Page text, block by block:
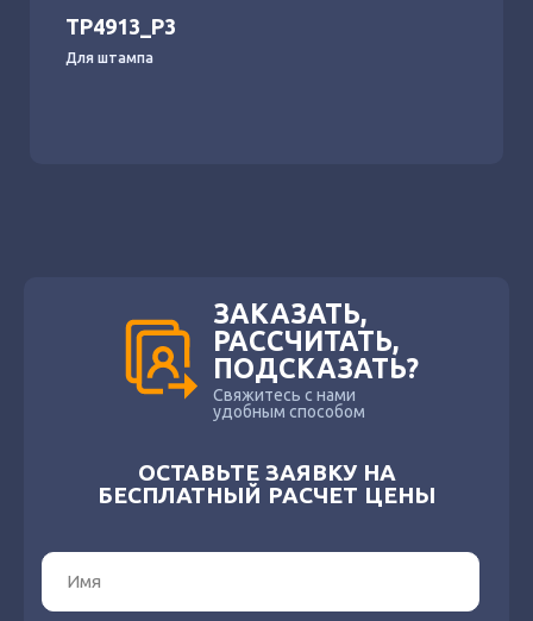
ТР4913_Р3
Для штампа
ЗАКАЗАТЬ,
РАССЧИТАТЬ,
ПОДСКАЗАТЬ?
Свяжитесь с нами
удобным способом
ОСТАВЬТЕ ЗАЯВКУ НА
БЕСПЛАТНЫЙ РАСЧЕТ ЦЕНЫ